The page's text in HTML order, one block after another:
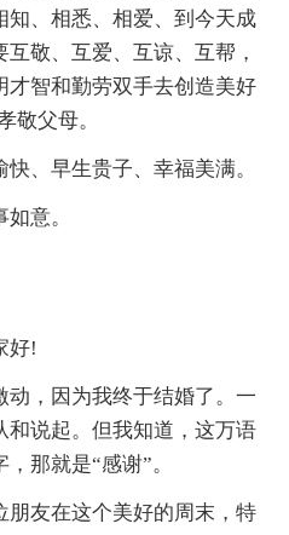
知、相悉、相爱、到今天成
敬、互爱、互谅、互帮，
才智和勤劳双手去创造美好
敬父母。
、早生贵子、幸福美满。
意。
好!
动，因为我终于结婚了。一
和说起。但我知道，这万语
那就是“感谢”。
朋友在这个美好的周末，特